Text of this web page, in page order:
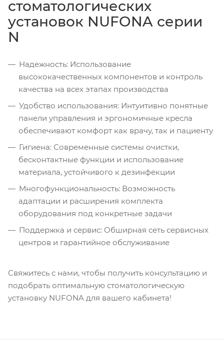
стоматологических
установок NUFONA серии
N
Надежность: Использование
высококачественных компонентов и контроль
качества на всех этапах производства
Удобство использования: Интуитивно понятные
панели управления и эргономичные кресла
обеспечивают комфорт как врачу, так и пациенту
Гигиена: Современные системы очистки,
бесконтактные функции и использование
материала, устойчивого к дезинфекции
Многофункциональность: Возможность
адаптации и расширения комплекта
оборудования под конкретные задачи
Поддержка и сервис: Обширная сеть сервисных
центров и гарантийное обслуживание
Свяжитесь с нами, чтобы получить консультацию и
подобрать оптимальную стоматологическую
установку NUFONA для вашего кабинета!